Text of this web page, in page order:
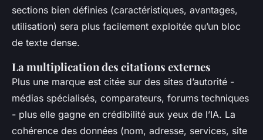
sections bien définies (caractéristiques, avantages,
utilisation) sera plus facilement exploitée qu’un bloc
de texte dense.
La multiplication des citations externes
Plus une marque est citée sur des sites d’autorité -
médias spécialisés, comparateurs, forums techniques
- plus elle gagne en crédibilité aux yeux de l’IA. La
cohérence des données (nom, adresse, services, site